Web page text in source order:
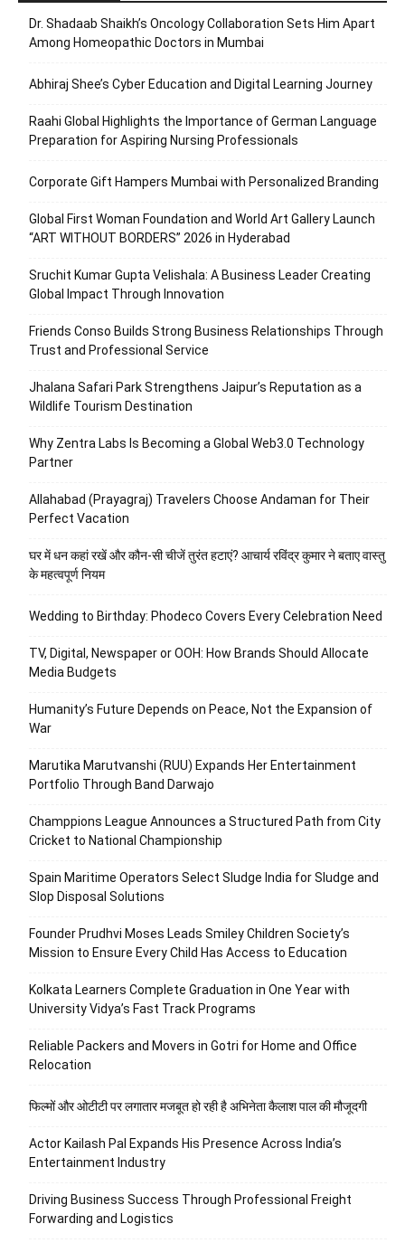
Dr. Shadaab Shaikh’s Oncology Collaboration Sets Him Apart
Among Homeopathic Doctors in Mumbai
Abhiraj Shee’s Cyber Education and Digital Learning Journey
Raahi Global Highlights the Importance of German Language
Preparation for Aspiring Nursing Professionals
Corporate Gift Hampers Mumbai with Personalized Branding
Global First Woman Foundation and World Art Gallery Launch
“ART WITHOUT BORDERS” 2026 in Hyderabad
Sruchit Kumar Gupta Velishala: A Business Leader Creating
Global Impact Through Innovation
Friends Conso Builds Strong Business Relationships Through
Trust and Professional Service
Jhalana Safari Park Strengthens Jaipur’s Reputation as a
Wildlife Tourism Destination
Why Zentra Labs Is Becoming a Global Web3.0 Technology
Partner
Allahabad (Prayagraj) Travelers Choose Andaman for Their
Perfect Vacation
घर में धन कहां रखें और कौन-सी चीजें तुरंत हटाएं? आचार्य रविंद्र कुमार ने बताए वास्तु
के महत्वपूर्ण नियम
Wedding to Birthday: Phodeco Covers Every Celebration Need
TV, Digital, Newspaper or OOH: How Brands Should Allocate
Media Budgets
Humanity’s Future Depends on Peace, Not the Expansion of
War
Marutika Marutvanshi (RUU) Expands Her Entertainment
Portfolio Through Band Darwajo
Champpions League Announces a Structured Path from City
Cricket to National Championship
Spain Maritime Operators Select Sludge India for Sludge and
Slop Disposal Solutions
Founder Prudhvi Moses Leads Smiley Children Society’s
Mission to Ensure Every Child Has Access to Education
Kolkata Learners Complete Graduation in One Year with
University Vidya’s Fast Track Programs
Reliable Packers and Movers in Gotri for Home and Office
Relocation
फिल्मों और ओटीटी पर लगातार मजबूत हो रही है अभिनेता कैलाश पाल की मौजूदगी
Actor Kailash Pal Expands His Presence Across India’s
Entertainment Industry
Driving Business Success Through Professional Freight
Forwarding and Logistics